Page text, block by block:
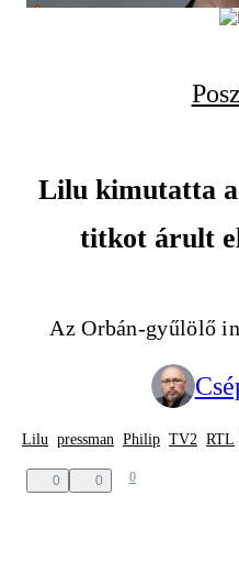
Lilu kimutatta
titkot árult
Az Orbán-gyűlölő
Lilu pressman Philip TV2 RTL
0 0 0